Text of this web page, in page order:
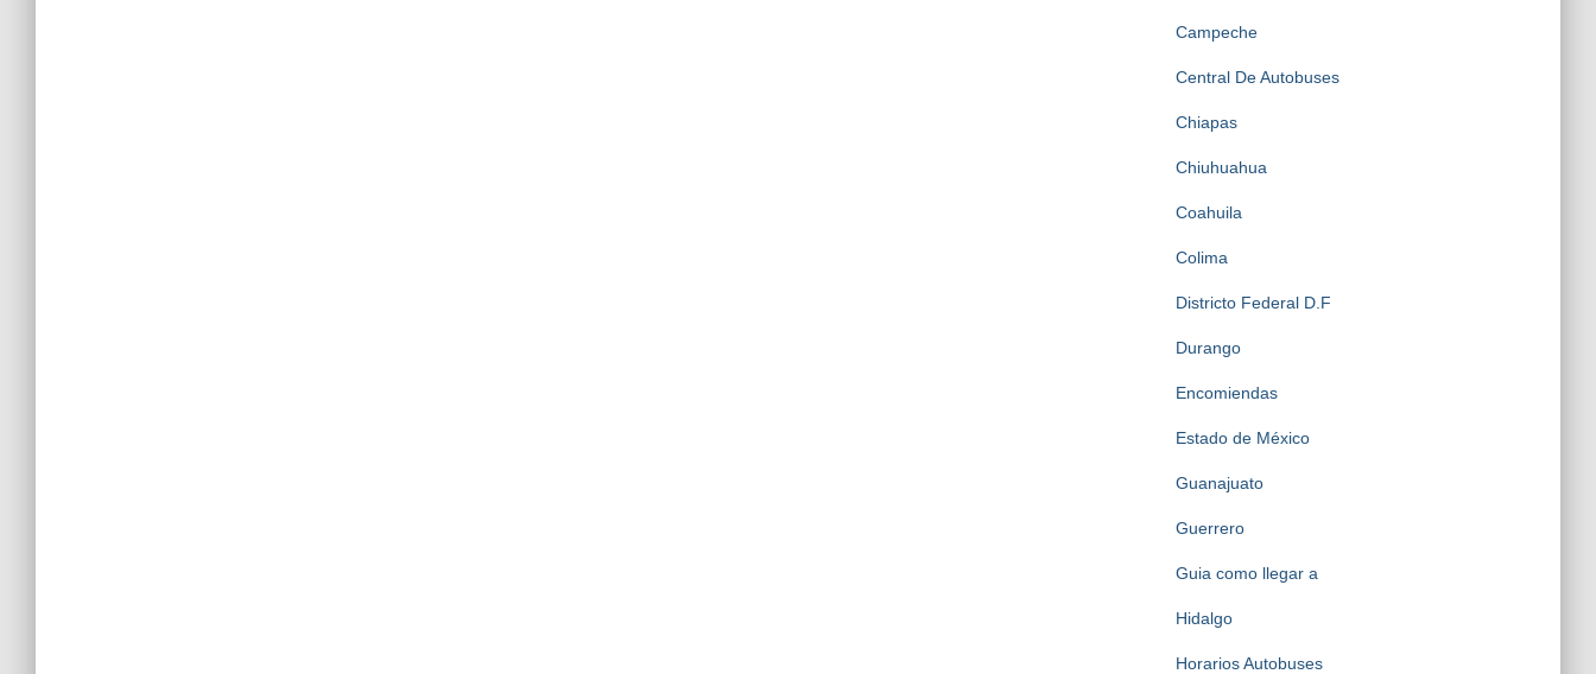
Campeche
Central De Autobuses
Chiapas
Chiuhuahua
Coahuila
Colima
Districto Federal D.F
Durango
Encomiendas
Estado de México
Guanajuato
Guerrero
Guia como llegar a
Hidalgo
Horarios Autobuses